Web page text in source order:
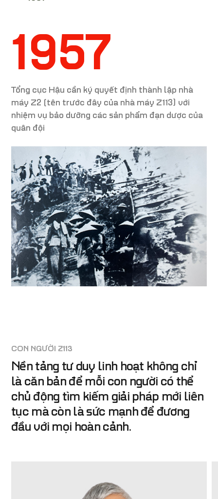
1957
Tổng cục Hậu cần ký quyết định thành lập nhà
máy Z2 (tên trước đây của nhà máy Z113) với
nhiệm vụ bảo dưỡng các sản phẩm đạn dược của
quân đội
CON NGƯỜI Z113
Nền tảng tư duy linh hoạt không chỉ
là căn bản để mỗi con người có thể
chủ động tìm kiếm giải pháp mới liên
tục mà còn là sức mạnh để đương
đầu với mọi hoàn cảnh.